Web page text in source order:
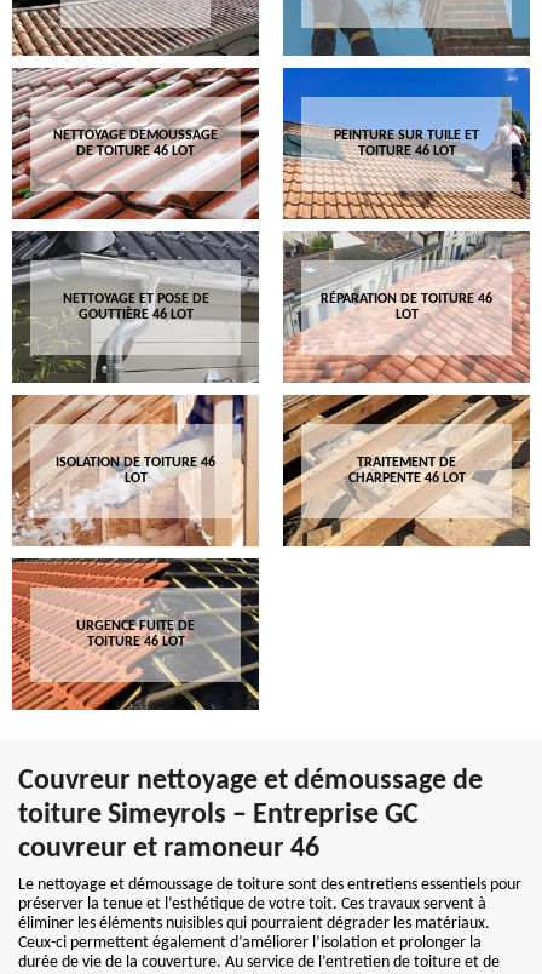
NETTOYAGE DEMOUSSAGE
DE TOITURE 46 LOT
PEINTURE SUR TUILE ET
TOITURE 46 LOT
NETTOYAGE ET POSE DE
GOUTTIÈRE 46 LOT
RÉPARATION DE TOITURE 46
LOT
ISOLATION DE TOITURE 46
LOT
TRAITEMENT DE
CHARPENTE 46 LOT
URGENCE FUITE DE
TOITURE 46 LOT
Couvreur nettoyage et démoussage de
toiture Simeyrols – Entreprise GC
couvreur et ramoneur 46
Le nettoyage et démoussage de toiture sont des entretiens essentiels pour
préserver la tenue et l’esthétique de votre toit. Ces travaux servent à
éliminer les éléments nuisibles qui pourraient dégrader les matériaux.
Ceux-ci permettent également d’améliorer l’isolation et prolonger la
durée de vie de la couverture. Au service de l’entretien de toiture et de